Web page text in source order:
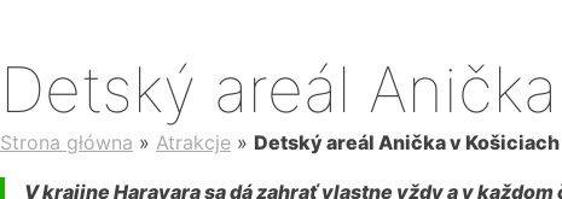
Detský areál
Strona główna » Atrakcje » Detský areál Anička v Košiciach
V krajine Haravara sa dá zahrať vlastne vždy a v